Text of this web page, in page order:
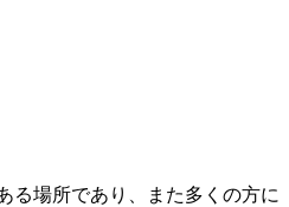
る場所であり、また多くの方に